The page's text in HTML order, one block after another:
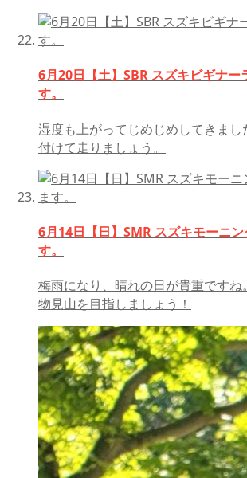
6月20日【土】SBR スズキビギナー
す。
湿度も上がってじめじめしてきまし
付けて走りましょう。
6月14日【日】SMR スズキモーニ
す。
梅雨になり、晴れの日が貴重ですね
物見山を目指しましょう！